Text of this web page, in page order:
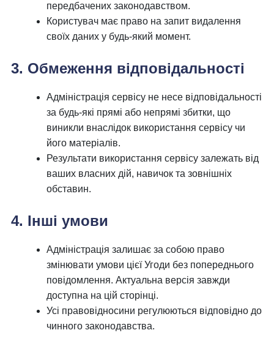
передбачених законодавством.
Користувач має право на запит видалення
своїх даних у будь-який момент.
3. Обмеження відповідальності
Адміністрація сервісу не несе відповідальності
за будь-які прямі або непрямі збитки, що
виникли внаслідок використання сервісу чи
його матеріалів.
Результати використання сервісу залежать від
ваших власних дій, навичок та зовнішніх
обставин.
4. Інші умови
Адміністрація залишає за собою право
змінювати умови цієї Угоди без попереднього
повідомлення. Актуальна версія завжди
доступна на цій сторінці.
Усі правовідносини регулюються відповідно до
чинного законодавства.